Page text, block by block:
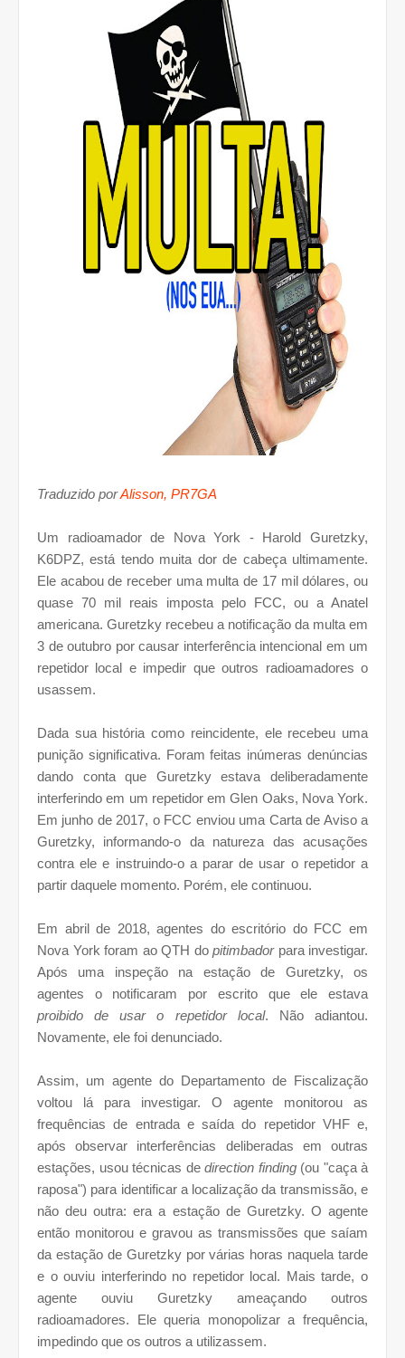
Traduzido porAlisson, PR7GA
Um radioamador de Nova York - Harold Guretzky,
K6DPZ, está tendo muita dor de cabeça ultimamente.
Ele acabou de receber uma multa de 17 mil dólares, ou
quase 70 mil reais imposta pelo FCC, ou a Anatel
americana. Guretzky recebeu a notificação da multa em
3 de outubro por causar interferência intencional em um
repetidor local e impedir que outros radioamadores o
usassem.
Dada sua história como reincidente, ele recebeu uma
punição significativa. Foram feitas inúmeras denúncias
dando conta que Guretzky estava deliberadamente
interferindo em um repetidor em Glen Oaks, Nova York.
Em junho de 2017, o FCC enviou uma Carta de Aviso a
Guretzky, informando-o da natureza das acusações
contra ele e instruindo-o a parar de usar o repetidor a
partir daquele momento. Porém, ele continuou.
Em abril de 2018, agentes do escritório do FCC em
Nova York foram ao QTH do pitimbadorpara investigar.
Após uma inspeção na estação de Guretzky, os
agentes o notificaram por escrito que ele estava
proibido de usar o repetidor local. Não adiantou.
Novamente, ele foi denunciado.
Assim, um agente do Departamento de Fiscalização
voltou lá para investigar. O agente monitorou as
frequências de entrada e saída do repetidor VHF e,
após observar interferências deliberadas em outras
estações, usou técnicas de direction finding(ou "caça à
raposa") para identificar a localização da transmissão, e
não deu outra: era a estação de Guretzky. O agente
então monitorou e gravou as transmissões que saíam
da estação de Guretzky por várias horas naquela tarde
e o ouviu interferindo no repetidor local. Mais tarde, o
agente ouviu Guretzky ameaçando outros
radioamadores. Ele queria monopolizar a frequência,
impedindo que os outros a utilizassem.